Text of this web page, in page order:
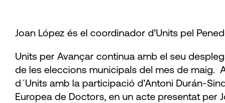
Joan López és el coordinador d’Units pel
Units per Avançar continua amb el seu
de les eleccions municipals del mes de maig.
d´Units amb la participació d’Antoni Durán-
Europea de Doctors, en un acte presentat per